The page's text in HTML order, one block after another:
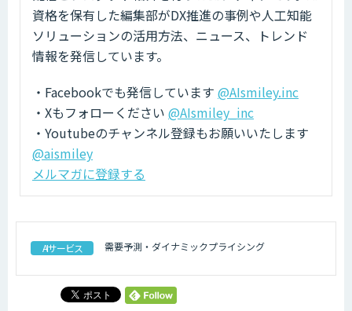
資格を保有した編集部がDX推進の事例や人工知能
ソリューションの活用方法、ニュース、トレンド
情報を発信しています。
・Facebookでも発信しています @AIsmiley.inc
・Xもフォローください @AIsmiley_inc
・Youtubeのチャンネル登録もお願いいたします
@aismiley
メルマガに登録する
AIサービス 需要予測・ダイナミックプライシング